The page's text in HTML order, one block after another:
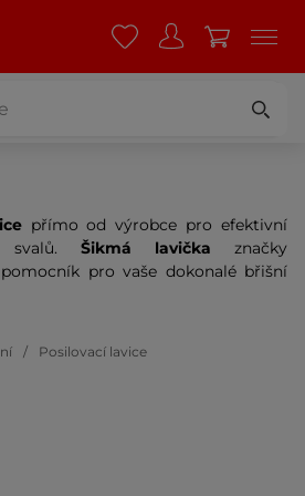
přímo od výrobce pro efektivní
svalů. Šikmá lavička značky
pro vaše dokonalé břišní
Posilovací lavice